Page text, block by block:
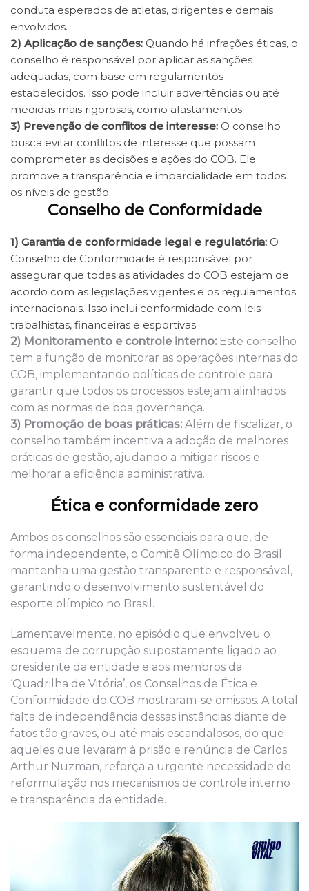
conduta esperados de atletas, dirigentes e demais
envolvidos.
2) Aplicação de sanções: Quando há infrações éticas, o
conselho é responsável por aplicar as sanções
adequadas, com base em regulamentos
estabelecidos. Isso pode incluir advertências ou até
medidas mais rigorosas, como afastamentos.
3) Prevenção de conflitos de interesse: O conselho
busca evitar conflitos de interesse que possam
comprometer as decisões e ações do COB. Ele
promove a transparência e imparcialidade em todos
os níveis de gestão.
Conselho de Conformidade
1) Garantia de conformidade legal e regulatória: O
Conselho de Conformidade é responsável por
assegurar que todas as atividades do COB estejam de
acordo com as legislações vigentes e os regulamentos
internacionais. Isso inclui conformidade com leis
trabalhistas, financeiras e esportivas.
2) Monitoramento e controle interno: Este conselho
tem a função de monitorar as operações internas do
COB, implementando políticas de controle para
garantir que todos os processos estejam alinhados
com as normas de boa governança.
3) Promoção de boas práticas: Além de fiscalizar, o
conselho também incentiva a adoção de melhores
práticas de gestão, ajudando a mitigar riscos e
melhorar a eficiência administrativa.
Ética e conformidade zero
Ambos os conselhos são essenciais para que, de
forma independente, o Comitê Olímpico do Brasil
mantenha uma gestão transparente e responsável,
garantindo o desenvolvimento sustentável do
esporte olímpico no Brasil​.
Lamentavelmente, no episódio que envolveu o
esquema de corrupção supostamente ligado ao
presidente da entidade e aos membros da
‘Quadrilha de Vitória’, os Conselhos de Ética e
Conformidade do COB mostraram-se omissos. A total
falta de independência dessas instâncias diante de
fatos tão graves, ou até mais escandalosos, do que
aqueles que levaram à prisão e renúncia de Carlos
Arthur Nuzman, reforça a urgente necessidade de
reformulação nos mecanismos de controle interno
e transparência da entidade.